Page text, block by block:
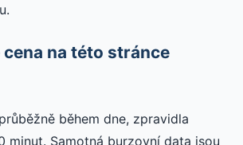
na této stránce
během dne, zpravidla
minut. Samotná burzovní data jsou